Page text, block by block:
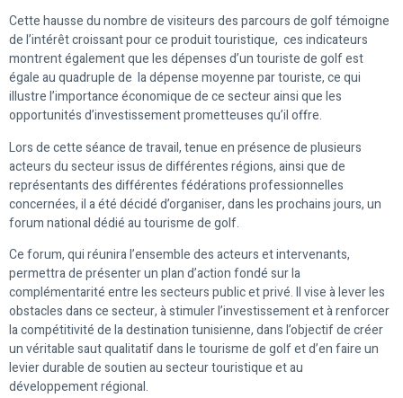
Cette hausse du nombre de visiteurs des parcours de golf témoigne
de l’intérêt croissant pour ce produit touristique, ces indicateurs
montrent également que les dépenses d’un touriste de golf est
égale au quadruple de la dépense moyenne par touriste, ce qui
illustre l’importance économique de ce secteur ainsi que les
opportunités d’investissement prometteuses qu’il offre.
Lors de cette séance de travail, tenue en présence de plusieurs
acteurs du secteur issus de différentes régions, ainsi que de
représentants des différentes fédérations professionnelles
concernées, il a été décidé d’organiser, dans les prochains jours, un
forum national dédié au tourisme de golf.
Ce forum, qui réunira l’ensemble des acteurs et intervenants,
permettra de présenter un plan d’action fondé sur la
complémentarité entre les secteurs public et privé. Il vise à lever les
obstacles dans ce secteur, à stimuler l’investissement et à renforcer
la compétitivité de la destination tunisienne, dans l’objectif de créer
un véritable saut qualitatif dans le tourisme de golf et d’en faire un
levier durable de soutien au secteur touristique et au
développement régional.